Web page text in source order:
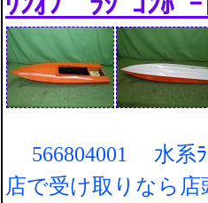
566804001 水系ﾗ
店で受け取りなら店